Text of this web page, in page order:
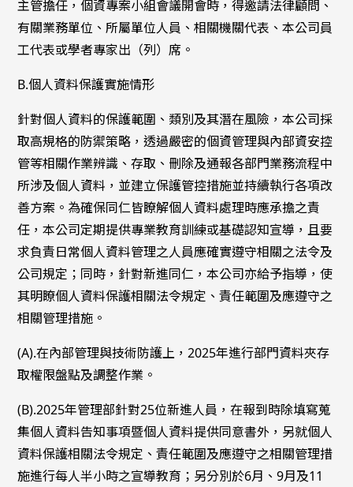
主管擔任，個資專案小組會議開會時，得邀請法律顧問、
有關業務單位、所屬單位人員、相關機關代表、本公司員
工代表或學者專家出（列）席。
B.個人資料保護實施情形
針對個人資料的保護範圍、類別及其潛在風險，本公司採
取高規格的防禦策略，透過嚴密的個資管理與內部資安控
管等相關作業辨識、存取、刪除及通報各部門業務流程中
所涉及個人資料，並建立保護管控措施並持續執行各項改
善方案。為確保同仁皆瞭解個人資料處理時應承擔之責
任，本公司定期提供專業教育訓練或基礎認知宣導，且要
求負責日常個人資料管理之人員應確實遵守相關之法令及
公司規定；同時，針對新進同仁，本公司亦給予指導，使
其明瞭個人資料保護相關法令規定、責任範圍及應遵守之
相關管理措施。
(A).在內部管理與技術防護上，2025年進行部門資料夾存
取權限盤點及調整作業。
(B).2025年管理部針對25位新進人員，在報到時除填寫蒐
集個人資料告知事項暨個人資料提供同意書外，另就個人
資料保護相關法令規定、責任範圍及應遵守之相關管理措
施進行每人半小時之宣導教育；另分別於6月、9月及11